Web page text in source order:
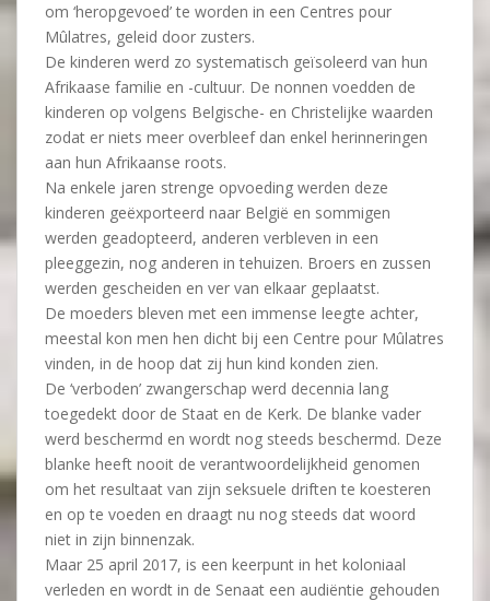
om ‘heropgevoed’ te worden in een Centres pour
Mûlatres, geleid door zusters.
De kinderen werd zo systematisch geïsoleerd van hun
Afrikaase familie en -cultuur. De nonnen voedden de
kinderen op volgens Belgische- en Christelijke waarden
zodat er niets meer overbleef dan enkel herinneringen
aan hun Afrikaanse roots.
Na enkele jaren strenge opvoeding werden deze
kinderen geëxporteerd naar België en sommigen
werden geadopteerd, anderen verbleven in een
pleeggezin, nog anderen in tehuizen. Broers en zussen
werden gescheiden en ver van elkaar geplaatst.
De moeders bleven met een immense leegte achter,
meestal kon men hen dicht bij een Centre pour Mûlatres
vinden, in de hoop dat zij hun kind konden zien.
De ‘verboden’ zwangerschap werd decennia lang
toegedekt door de Staat en de Kerk. De blanke vader
werd beschermd en wordt nog steeds beschermd. Deze
blanke heeft nooit de verantwoordelijkheid genomen
om het resultaat van zijn seksuele driften te koesteren
en op te voeden en draagt nu nog steeds dat woord
niet in zijn binnenzak.
Maar 25 april 2017, is een keerpunt in het koloniaal
verleden en wordt in de Senaat een audiëntie gehouden